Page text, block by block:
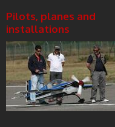
Pilots, planes and
installations